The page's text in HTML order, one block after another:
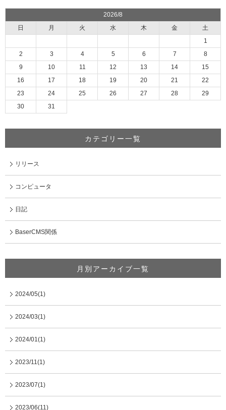
2026/8
日
月 火 水 木 金
土
1
2
3 4 5 6 7
8
9
10 11 12 13 14
15
16
17 18 19 20 21
22
23
24 25 26 27 28
29
30
31
カテゴリー一覧
リリース
コンピュータ
日記
BaserCMS関係
月別アーカイブ一覧
2024/05(1)
2024/03(1)
2024/01(1)
2023/11(1)
2023/07(1)
2023/06(11)